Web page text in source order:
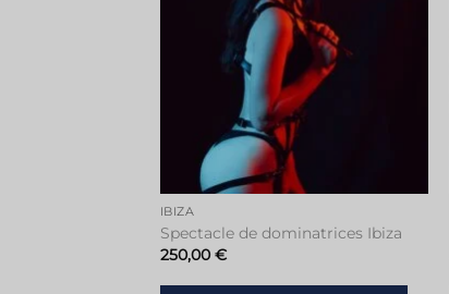
IBIZA
Spectacle de dominatrices Ibiza
250,00 €